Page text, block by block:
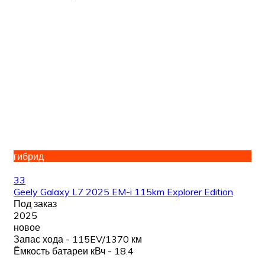
гибрид
33
Geely Galaxy L7 2025 EM-i 115km Explorer Edition
Под заказ
2025
новое
Запас хода - 115EV/1370 км
Ёмкость батареи кВч - 18.4